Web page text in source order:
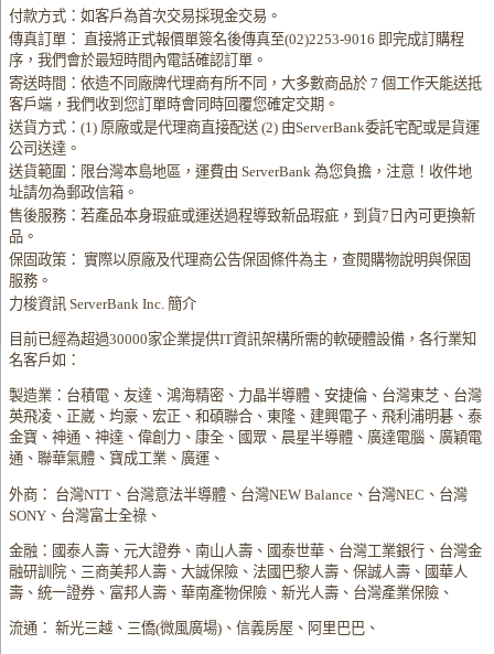
付款方式：如客戶為首次交易採現金交易。
傳真訂單： 直接將正式報價單簽名後傳真至(02)2253-9016 即完成訂購程
序，我們會於最短時間內電話確認訂單。
寄送時間：依造不同廠牌代理商有所不同，大多數商品於 7 個工作天能送抵
客戶端，我們收到您訂單時會同時回覆您確定交期。
送貨方式：(1) 原廠或是代理商直接配送 (2) 由ServerBank委託宅配或是貨運
公司送達。
送貨範圍：限台灣本島地區，運費由 ServerBank 為您負擔，注意！收件地
址請勿為郵政信箱。
售後服務：若產品本身瑕疵或運送過程導致新品瑕疵，到貨7日內可更換新
品。
保固政策： 實際以原廠及代理商公告保固條件為主，查閱購物說明與保固
服務。
力梭資訊 ServerBank Inc. 簡介
目前已經為超過30000家企業提供IT資訊架構所需的軟硬體設備，各行業知
名客戶如：
製造業：台積電、友達、鴻海精密、力晶半導體、安捷倫、台灣東芝、台灣
英飛凌、正崴、均豪、宏正、和碩聯合、東隆、建興電子、飛利浦明碁、泰
金寶、神通、神達、偉創力、康全、國眾、晨星半導體、廣達電腦、廣穎電
通、聯華氣體、寶成工業、廣運、
外商： 台灣NTT、台灣意法半導體、台灣NEW Balance、台灣NEC、台灣
SONY、台灣富士全祿、
金融：國泰人壽、元大證券、南山人壽、國泰世華、台灣工業銀行、台灣金
融研訓院、三商美邦人壽、大誠保險、法國巴黎人壽、保誠人壽、國華人
壽、統一證券、富邦人壽、華南產物保險、新光人壽、台灣產業保險、
流通： 新光三越、三僑(微風廣場)、信義房屋、阿里巴巴、